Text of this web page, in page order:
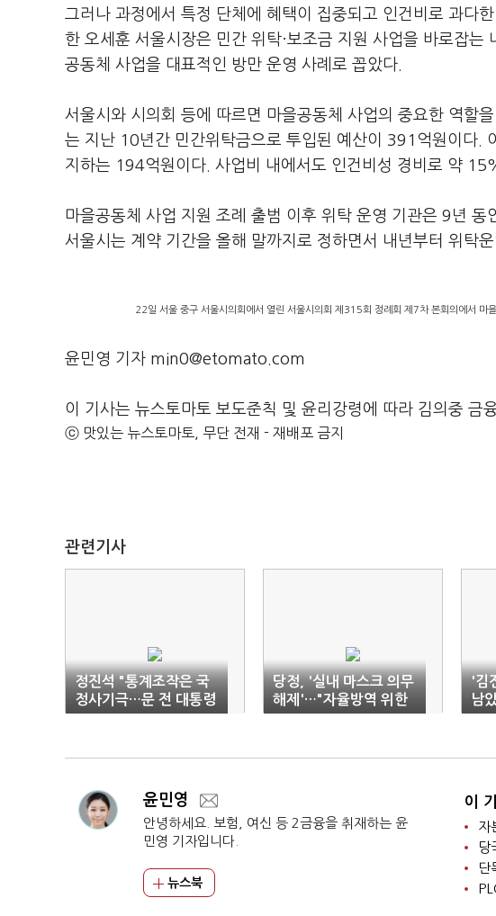
그러나 과정에서 특정 단체에 혜택이 집중되고 인건비로 과다
한 오세훈 서울시장은 민간 위탁·보조금 지원 사업을 바로잡
공동체 사업을 대표적인 방만 운영 사례로 꼽았다.
서울시와 시의회 등에 따르면 마을공동체 사업의 중요한 역할
는 지난 10년간 민간위탁금으로 투입된 예산이 391억원이다.
지하는 194억원이다. 사업비 내에서도 인건비성 경비로 약
마을공동체 사업 지원 조례 출범 이후 위탁 운영 기관은 9년 동
서울시는 계약 기간을 올해 말까지로 정하면서 내년부터 위탁
22일 서울 중구 서울시의회에서 열린 서울시의회 제315회 정례회 제7차 본회의에서 마
윤민영 기자 min0@etomato.com
이 기사는 뉴스토마토 보도준칙 및 윤리강령에 따라 김의중 금
ⓒ 맛있는 뉴스토마토, 무단 전재 - 재배포 금지
관련기사
정진석 "통계조작은 국
정사기극…문 전 대통령
사과하라"
당정, '실내 마스크 의무
해제'…"자율방역 위한
가이드라인 필요"
'김
남
경
윤민영
안녕하세요. 보험, 여신 등 2금융을 취재하는 윤
민영 기자입니다.
뉴스북
이
자
당
단